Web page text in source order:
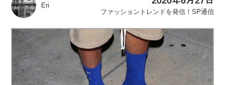
ファッショントレンドを発信！SP通信
BUYMAで人気のブランド
BUYMAの売れ筋商品
バイマの疑問に現役パーソナルショッパーが答えてみた
Eri
ファッショントレンドを発信！SP通信